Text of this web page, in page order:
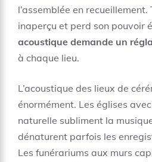
l’assemblée en
inaperçu et perd son pouvoir
acoustique demande un
à chaque lieu.
L’acoustique des lieux de
énormément. Les églises
naturelle subliment la
dénaturent parfois les
Les funérariums aux murs